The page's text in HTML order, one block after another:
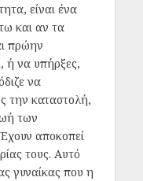
είναι ένα
και αν τα
πρώην
ή να υπήρξες,
να
την καταστολή,
των
αποκοπεί
τους. Αυτό
γυναίκας που η